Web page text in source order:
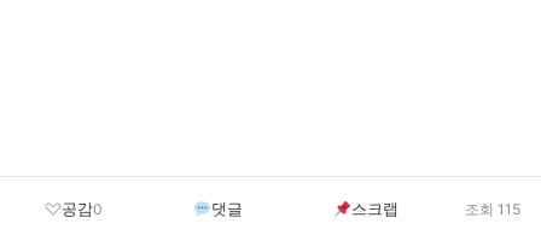
공감0 댓글 스크랩 조회 115